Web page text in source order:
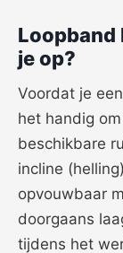
Loopband
je op?
Voordat je
het handig
beschikbare
incline
opvouwbaar
doorgaans
tijdens het